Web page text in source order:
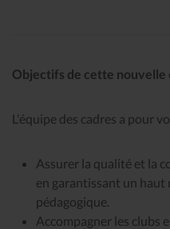
Objectifs de cette nouvelle
L'équipe des cadres a pour
Assurer la qualité et la
en garantissant un haut
pédagogique.
Accompagner les clubs